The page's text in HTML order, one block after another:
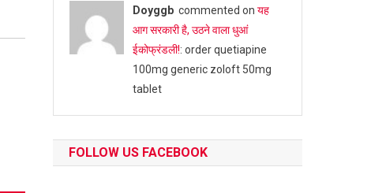
Doyggbcommented on यह
आग सरकारी है, उठने वाला धुआं
ईकोफ्रंडली!: order quetiapine
100mg generic zoloft 50mg
tablet
FOLLOW US FACEBOOK